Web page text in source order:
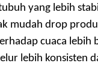
yang lebih
mudah drop
cuaca lebih
lebih konsisten